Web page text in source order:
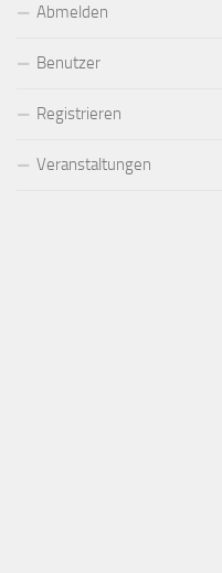
Abmelden
Benutzer
Registrieren
Veranstaltungen